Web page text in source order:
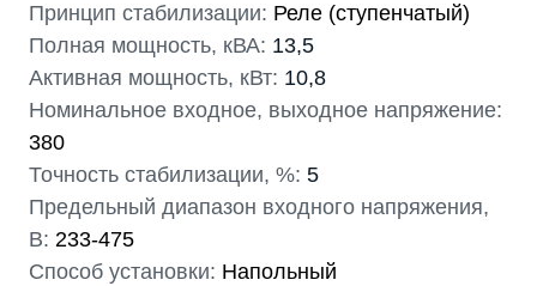
Принцип стабилизации: Реле (ступенчатый)
Полная мощность, кВА: 13,5
Активная мощность, кВт: 10,8
Номинальное входное, выходное напряжение:
380
Точность стабилизации, %: 5
Предельный диапазон входного напряжения,
В: 233-475
Способ установки: Напольный